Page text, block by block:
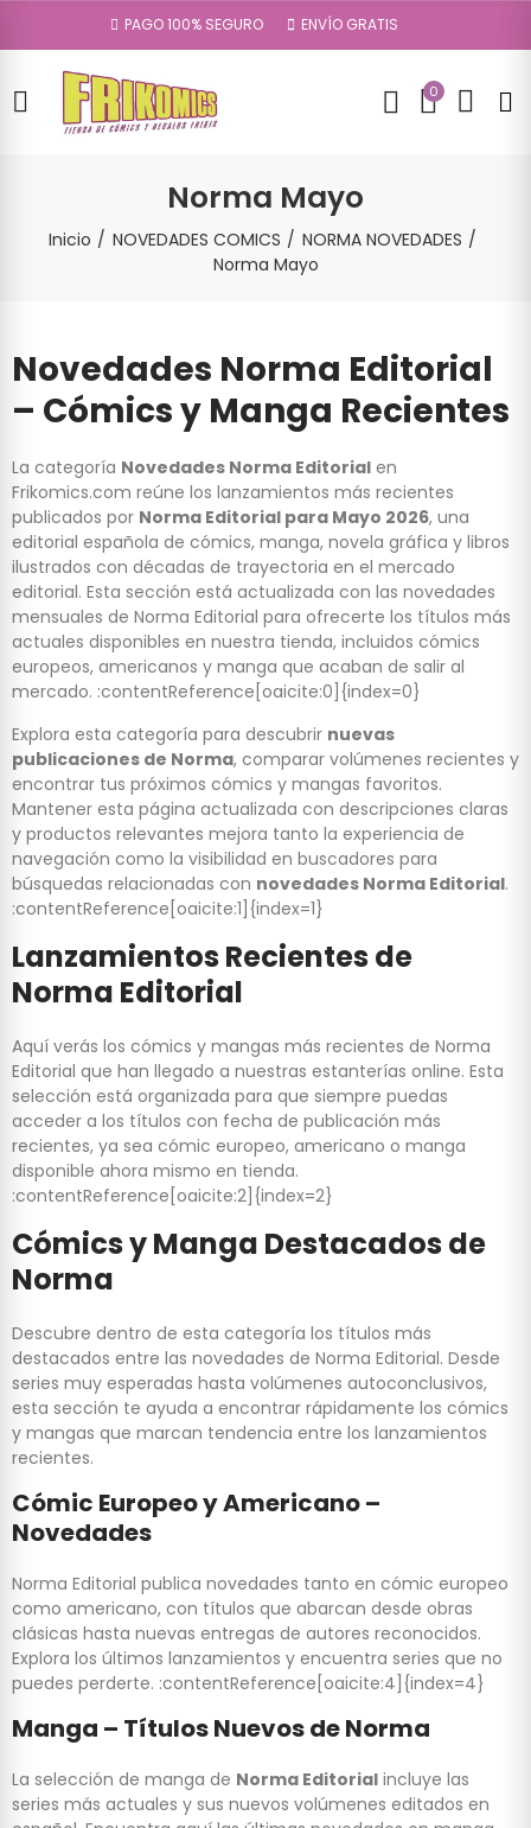
PAGO 100% SEGURO ENVÍO GRATIS
0
Norma Mayo
Inicio NOVEDADES COMICS
NORMA NOVEDADES
Norma Mayo
Novedades Norma Editorial
– Cómics y Manga Recientes
La categoría Novedades Norma Editorial en
Frikomics.com reúne los lanzamientos más recientes
publicados por Norma Editorial para Mayo 2026, una
editorial española de cómics, manga, novela gráfica y libros
ilustrados con décadas de trayectoria en el mercado
editorial. Esta sección está actualizada con las novedades
mensuales de Norma Editorial para ofrecerte los títulos más
actuales disponibles en nuestra tienda, incluidos cómics
europeos, americanos y manga que acaban de salir al
mercado. :contentReference[oaicite:0]{index=0}
Explora esta categoría para descubrir nuevas
publicaciones de Norma, comparar volúmenes recientes y
encontrar tus próximos cómics y mangas favoritos.
Mantener esta página actualizada con descripciones claras
y productos relevantes mejora tanto la experiencia de
navegación como la visibilidad en buscadores para
búsquedas relacionadas con novedades Norma Editorial.
:contentReference[oaicite:1]{index=1}
Lanzamientos Recientes de
Norma Editorial
Aquí verás los cómics y mangas más recientes de Norma
Editorial que han llegado a nuestras estanterías online. Esta
selección está organizada para que siempre puedas
acceder a los títulos con fecha de publicación más
recientes, ya sea cómic europeo, americano o manga
disponible ahora mismo en tienda.
:contentReference[oaicite:2]{index=2}
Cómics y Manga Destacados de
Norma
Descubre dentro de esta categoría los títulos más
destacados entre las novedades de Norma Editorial. Desde
series muy esperadas hasta volúmenes autoconclusivos,
esta sección te ayuda a encontrar rápidamente los cómics
y mangas que marcan tendencia entre los lanzamientos
recientes.
Cómic Europeo y Americano –
Novedades
Norma Editorial publica novedades tanto en cómic europeo
como americano, con títulos que abarcan desde obras
clásicas hasta nuevas entregas de autores reconocidos.
Explora los últimos lanzamientos y encuentra series que no
puedes perderte. :contentReference[oaicite:4]{index=4}
Manga – Títulos Nuevos de Norma
La selección de manga de Norma Editorial incluye las
series más actuales y sus nuevos volúmenes editados en